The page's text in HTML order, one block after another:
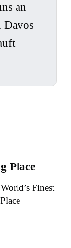
an
Davos
Place
Finest